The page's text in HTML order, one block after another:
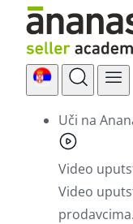
Skip
content
Uči na
Video
Video
prodavcima.